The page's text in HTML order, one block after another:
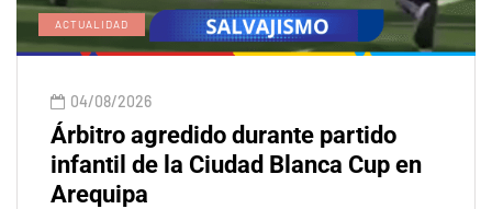
ACTUALIDAD
04/08/2026
Árbitro agredido durante partido
infantil de la Ciudad Blanca Cup en
Arequipa